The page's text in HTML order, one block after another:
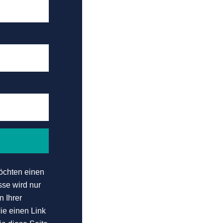
einen
wird nur
Ihrer
einen Link